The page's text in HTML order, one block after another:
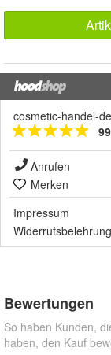
cosmetic-handel-de
Anrufen
Merken
Impressum
Widerrufsbelehrung
Bewertungen
So haben Kunden,
haben, den Kauf